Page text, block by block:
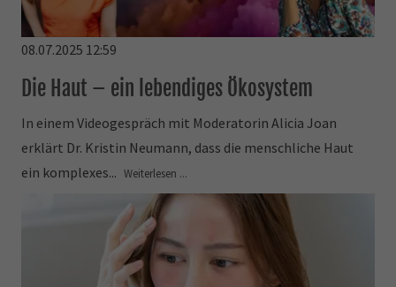
08.07.2025 12:59
Die Haut – ein lebendiges Ökosystem
In einem Videogespräch mit Moderatorin Alicia Joan
erklärt Dr. Kristin Neumann, dass die menschliche Haut
ein komplexes... Weiterlesen ...